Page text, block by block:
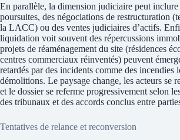
En parallèle, la dimension judiciaire peut inclure
poursuites, des négociations de restructuration
la LACC) ou des ventes judiciaires d’actifs.
liquidation voit souvent des répercussions
projets de réaménagement du site (résidences
centres commerciaux réinventés) peuvent
retardés par des incidents comme des incendies
démolitions. Le paysage change, les acteurs se
et le dossier se referme progressivement selon
des tribunaux et des accords conclus entre
Tentatives de relance et reconversion